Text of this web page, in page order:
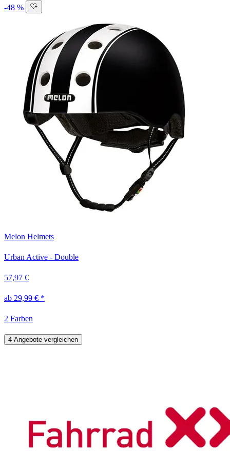
-48 %
Melon Helmets
Urban Active - Double
57,97 €
ab 29,99 € *
2 Farben
4 Angebote vergleichen